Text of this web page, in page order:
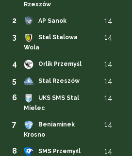
Rzeszów
2 AP Sanok 14
3
Stal Stalowa
Wola
14
4 Orlik Przemyśl 14
5
Stal Rzeszów 14
6
UKS SMS Stal
Mielec
14
7
Beniaminek
Krosno
14
8 SMS Przemyśl 14